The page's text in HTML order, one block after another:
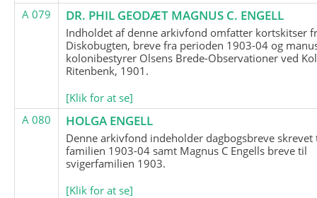
A 079
DR. PHIL GEODÆT MAGNUS C. ENGELL
Indholdet af denne arkivfond omfatter kortskitser
Diskobugten, breve fra perioden 1903-04 og
kolonibestyrer Olsens Brede-Observationer ved
Ritenbenk, 1901.
[Klik for at se]
A 080
HOLGA ENGELL
Denne arkivfond indeholder dagbogsbreve skrevet
familien 1903-04 samt Magnus C Engells breve til
svigerfamilien 1903.
[Klik for at se]